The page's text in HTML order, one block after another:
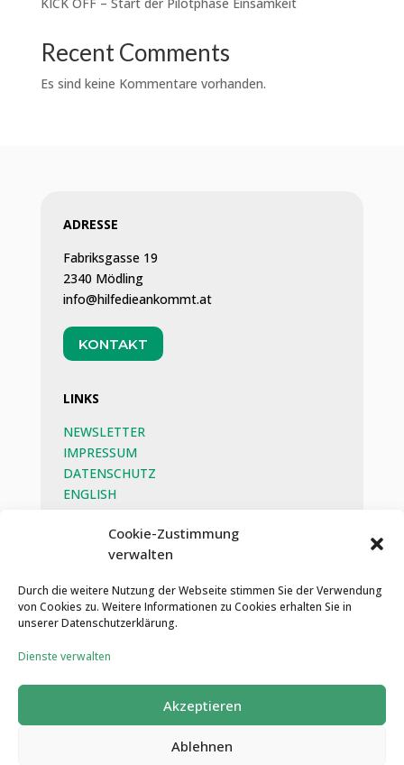
Cookie-Zustimmung
verwalten
Durch die weitere Nutzung der Webseite stimmen Sie der Verwendung
von Cookies zu. Weitere Informationen zu Cookies erhalten Sie in
unserer Datenschutzerklärung.
Dienste verwalten
Akzeptieren
Ablehnen
KICK OFF – Start der Pilotphase Einsamkeit
Recent Comments
Es sind keine Kommentare vorhanden.
ADRESSE
Fabriksgasse 19
2340 Mödling
info@hilfedieankommt.at
KONTAKT
LINKS
NEWSLETTER
IMPRESSUM
DATENSCHUTZ
ENGLISH
BEG
SOZIALE MEDIEN